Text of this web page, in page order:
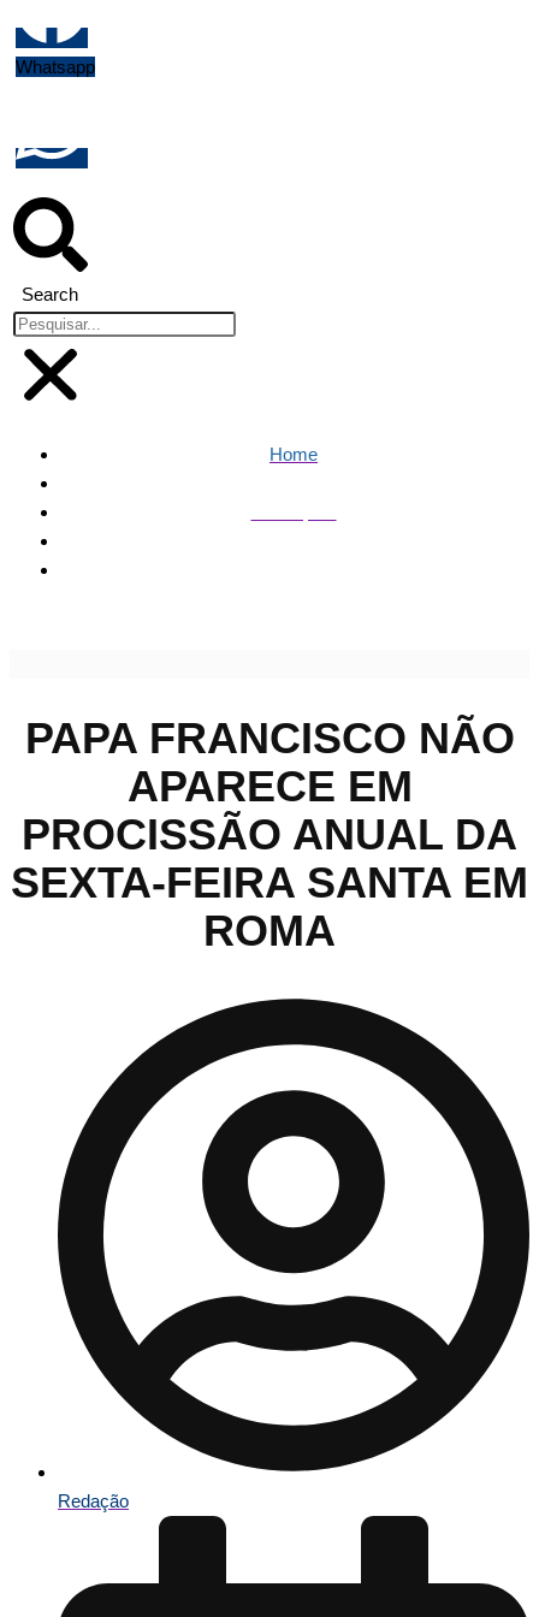
Whatsapp
Search
Home
PAPA FRANCISCO NÃO
APARECE EM
PROCISSÃO ANUAL DA
SEXTA-FEIRA SANTA EM
ROMA
Redação